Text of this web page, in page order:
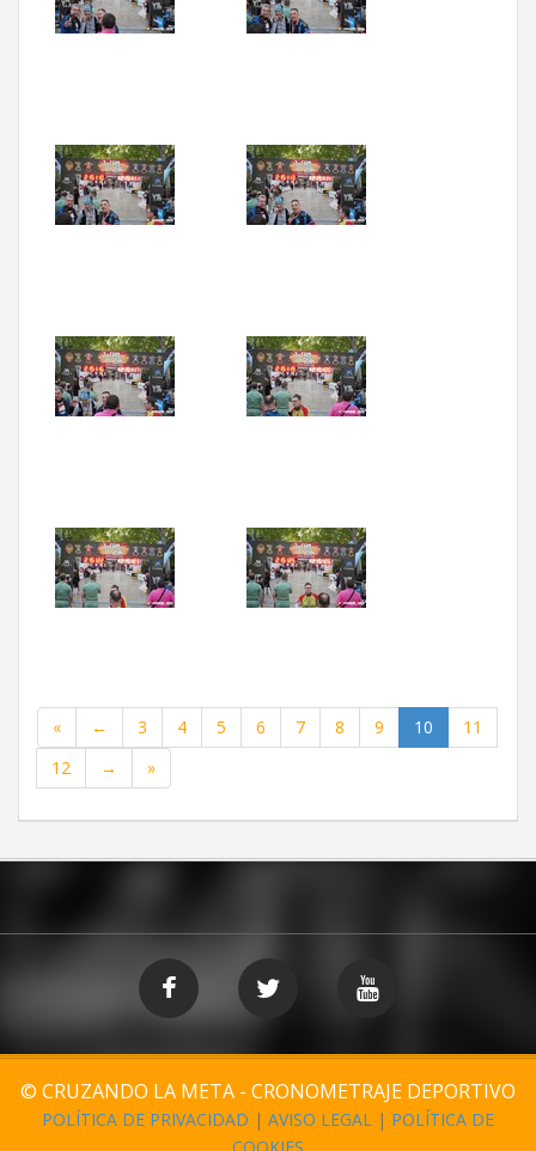
« ← 3 4 5 6 7 8 9 10
11
12
→ »
© CRUZANDO LA META - CRONOMETRAJE DEPORTIVO
POLÍTICA DE PRIVACIDAD | AVISO LEGAL | POLÍTICA DE